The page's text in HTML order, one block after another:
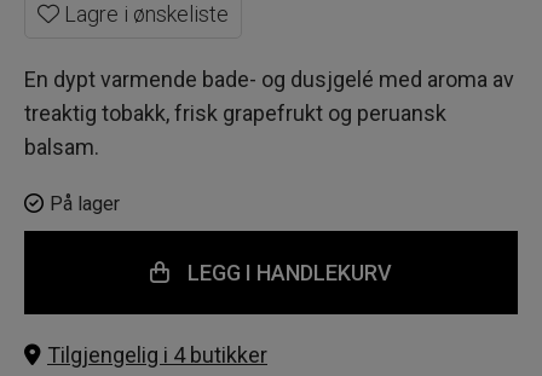
Lagre i ønskeliste
En dypt varmende bade- og dusjgelé med aroma av
treaktig tobakk, frisk grapefrukt og peruansk
balsam.
På lager
LEGG I HANDLEKURV
Tilgjengelig i 4 butikker